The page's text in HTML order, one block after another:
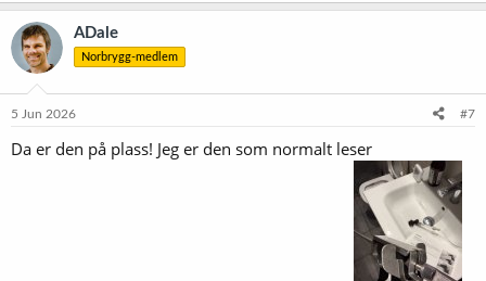
ADale
Norbrygg-medlem
5 Jun 2026 #7
Da er den på plass! Jeg er den som normalt leser